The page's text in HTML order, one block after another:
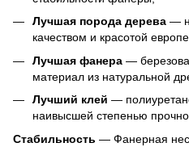
Лучшая порода дерева —
качеством и красотой
Лучшая фанера —
материал из натуральной
Лучший клей —
наивысшей степенью
Стабильность — Фанерная